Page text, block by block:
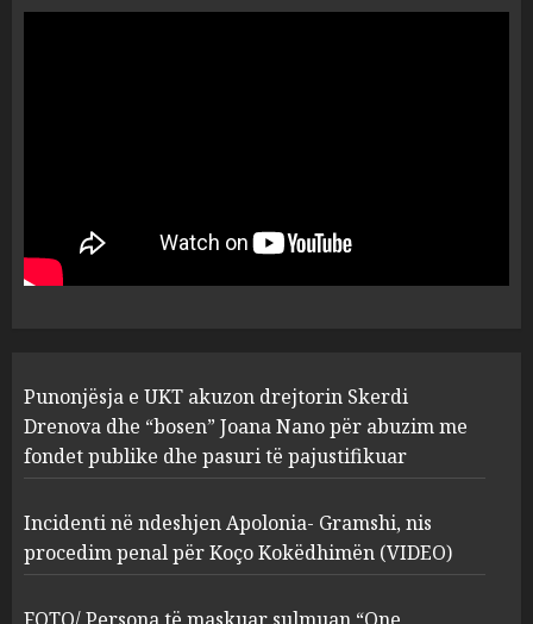
1
“bosen” Joana Nano për
abuzim me fondet publike dhe
pasuri të pajustifikuar
2
Apolonia- Gramshi, nis
procedim penal për Koço
Kokëdhimën (VIDEO)
MARCH 27, 2025
FOTO/ Persona të maskuar
sulmuan “One Albania”,
ngjarja u fsheh. A u vodhën
Punonjësja e UKT akuzon drejtorin Skerdi
Drenova dhe “bosen” Joana Nano për abuzim me
fondet publike dhe pasuri të pajustifikuar
Incidenti në ndeshjen Apolonia- Gramshi, nis
procedim penal për Koço Kokëdhimën (VIDEO)
FOTO/ Persona të maskuar sulmuan “One